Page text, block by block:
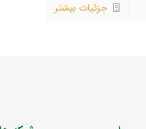
جزئیات بیشتر